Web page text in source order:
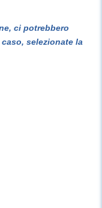
ci potrebbero
selezionate la